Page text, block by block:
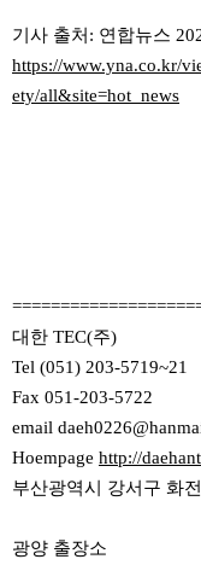
기사 출처: 연합뉴스
https://www.yna.co.kr/
ety/all&site=hot_news
대한 TEC(주)
Tel (051) 203-5719~21
Fax 051-203-5722
email
Hoempage http://
부산광역시 강서구 화
광양 출장소